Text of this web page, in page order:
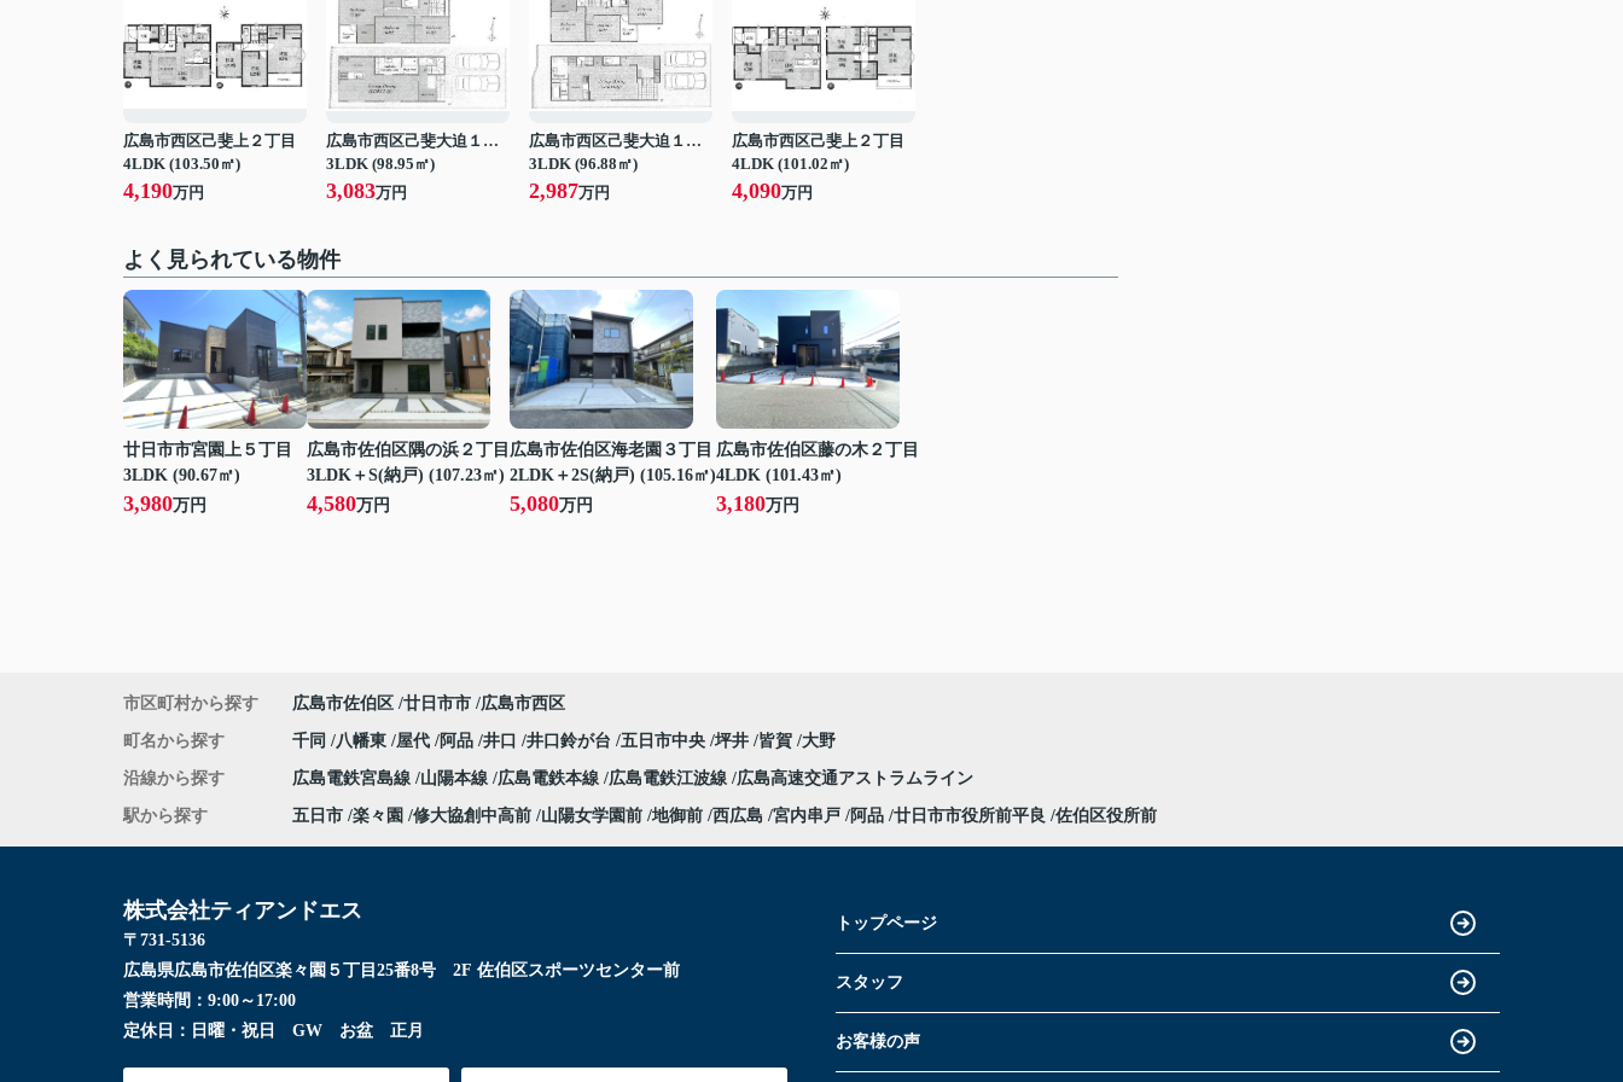
広島市西区己斐上２丁目
4LDK (103.50㎡)
4,190万円
広島市西区己斐大迫１丁目
3LDK (98.95㎡)
3,083万円
広島市西区己斐大迫１丁目
3LDK (96.88㎡)
2,987万円
広島市西区己斐上２丁目
4LDK (101.02㎡)
4,090万円
よく見られている物件
廿日市市宮園上５丁目
3LDK (90.67㎡)
3,980万円
広島市佐伯区隅の浜２丁目
3LDK＋S(納戸) (107.23㎡)
4,580万円
広島市佐伯区海老園３丁目
2LDK＋2S(納戸) (105.16㎡)
5,080万円
広島市佐伯区藤の木２丁目
4LDK (101.43㎡)
3,180万円
市区町村から探す 広島市佐伯区 廿日市市 広島市西区
町名から探す 千同 八幡東 屋代 阿品 井口 井口鈴が台 五日市中央 坪井 皆賀 大野
沿線から探す 広島電鉄宮島線 山陽本線 広島電鉄本線 広島電鉄江波線 広島高速交通アストラムライン
駅から探す 五日市 楽々園 修大協創中高前 山陽女学園前 地御前 西広島 宮内串戸 阿品 廿日市市役所前平良 佐伯区役所前
株式会社ティアンドエス
〒731-5136
広島県広島市佐伯区楽々園５丁目25番8号 2F 佐伯区スポーツセンター前
営業時間： 9:00～17:00
定休日： 日曜・祝日 GW お盆 正月
トップページ
スタッフ
お客様の声